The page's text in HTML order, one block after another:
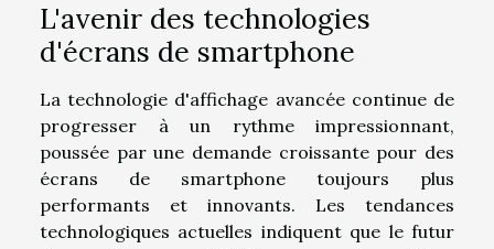
L'avenir des technologies
d'écrans de smartphone
La technologie d'affichage avancée continue de
progresser à un rythme impressionnant,
poussée par une demande croissante pour des
écrans de smartphone toujours plus
performants et innovants. Les tendances
technologiques actuelles indiquent que le futur